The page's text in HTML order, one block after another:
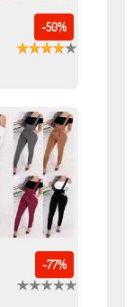
-50%
-77%